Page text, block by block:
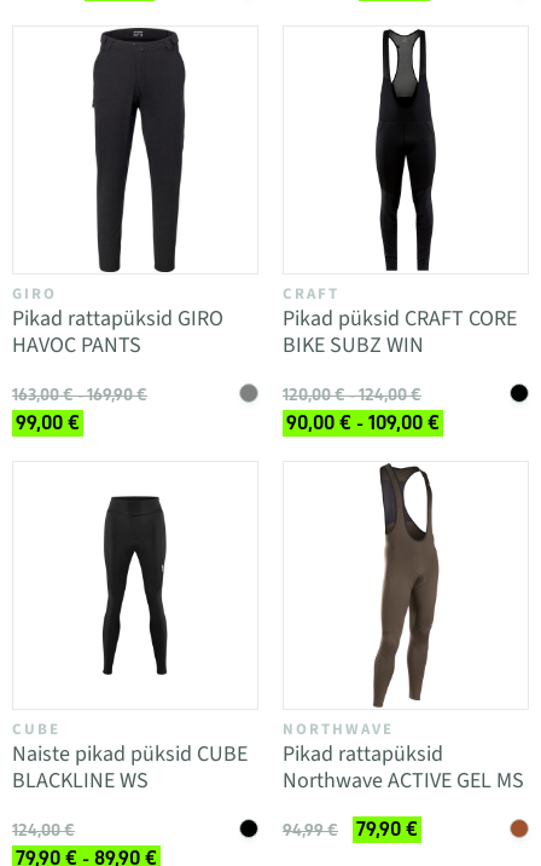
GIRO
Pikad rattapüksid GIRO
HAVOC PANTS
163,00 € - 169,90 €
99,00 €
CRAFT
Pikad püksid CRAFT CORE
BIKE SUBZ WIN
120,00 € - 124,00 €
90,00 € - 109,00 €
CUBE
Naiste pikad püksid CUBE
BLACKLINE WS
124,00 €
79,90 € - 89,90 €
NORTHWAVE
Pikad rattapüksid
Northwave ACTIVE GEL MS
94,99 € 79,90 €